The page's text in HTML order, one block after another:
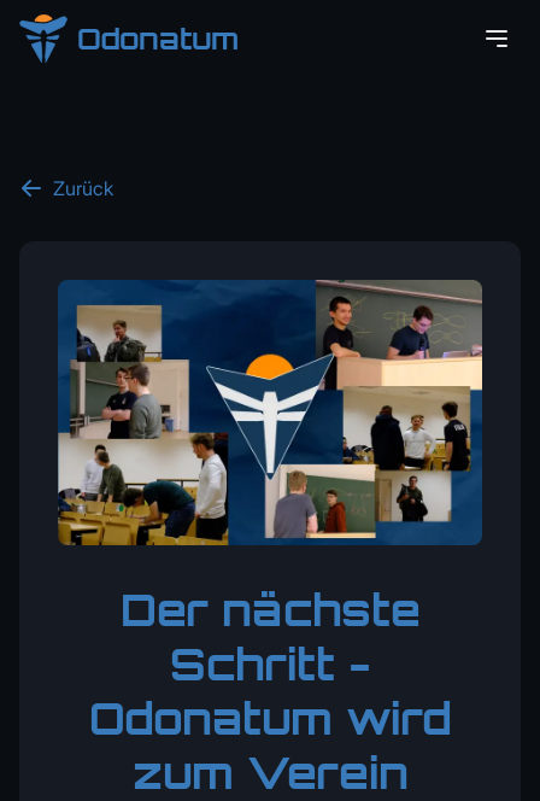
Odonatum
Zurück
Der nächste
Schritt -
Odonatum wird
zum Verein